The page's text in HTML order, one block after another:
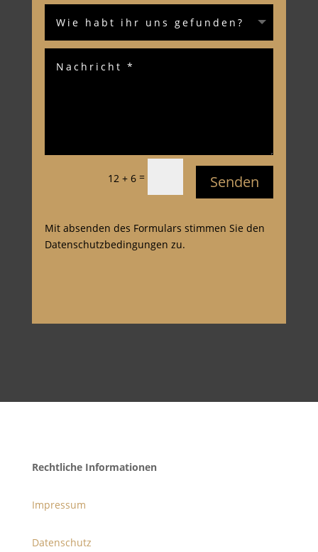
12 + 6 = Senden
Mit absenden des Formulars stimmen Sie den
Datenschutzbedingungen zu.
Rechtliche Informationen
Impressum
Datenschutz